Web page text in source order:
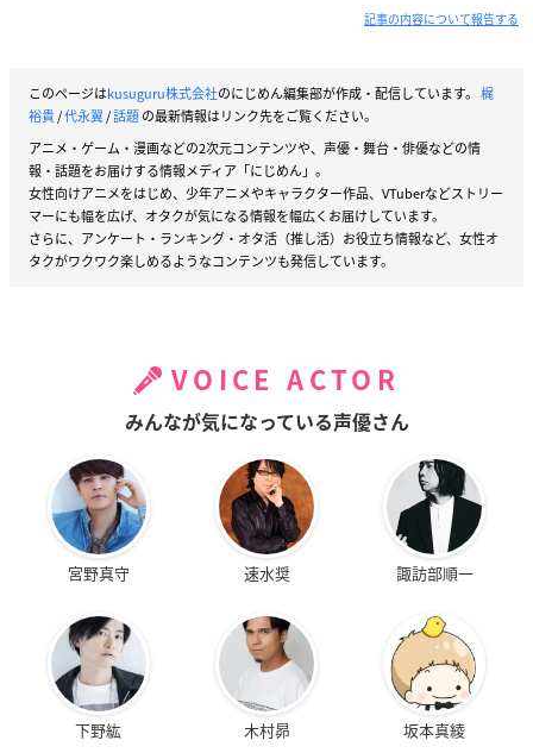
記事の内容について報告する
このページはkusuguru株式会社のにじめん編集部が作成・配信しています。 梶
裕貴/代永翼/話題の最新情報はリンク先をご覧ください。
アニメ・ゲーム・漫画などの2次元コンテンツや、声優・舞台・俳優などの情
報・話題をお届けする情報メディア「にじめん」。
女性向けアニメをはじめ、少年アニメやキャラクター作品、VTuberなどストリー
マーにも幅を広げ、オタクが気になる情報を幅広くお届けしています。
さらに、アンケート・ランキング・オタ活（推し活）お役立ち情報など、女性オ
タクがワクワク楽しめるようなコンテンツも発信しています。
VOICE ACTOR
みんなが気になっている声優さん
宮野真守 速水奨 諏訪部順一
下野紘 木村昴 坂本真綾